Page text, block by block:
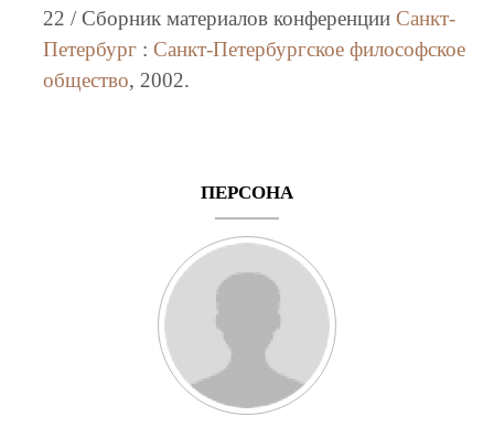
22 / Сборник материалов конференции Санкт-
Петербург: Санкт-Петербургское философское
общество, 2002.
ПЕРСОНА